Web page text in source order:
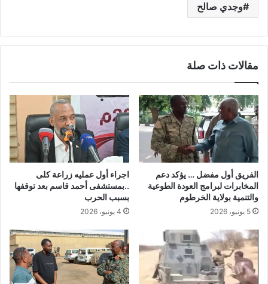
وجدي صالح
مقالات ذات صلة
الفريق أول مفضل … يؤكد دعم
المخابرات لبرامج العودة الطوعية
والتنمية بولاية الخرطوم
5 يونيو، 2026
اجراء أول عمليه زراعة كلى
..بمستشفى أحمد قاسم بعد توقفها
بسبب الحرب
4 يونيو، 2026